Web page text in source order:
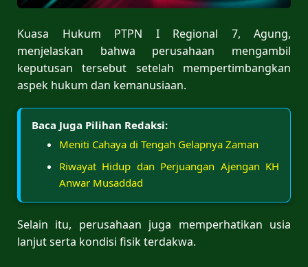
Kuasa Hukum PTPN I Regional 7, Agung,
menjelaskan bahwa perusahaan mengambil
keputusan tersebut setelah mempertimbangkan
aspek hukum dan kemanusiaan.
Baca Juga Pilihan Redaksi:
Meniti Cahaya di Tengah Gelapnya Zaman
Riwayat Hidup dan Perjuangan Ajengan KH
Anwar Musaddad
Selain itu, perusahaan juga memperhatikan usia
lanjut serta kondisi fisik terdakwa.